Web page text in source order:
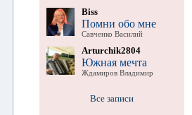
Biss
Помни обо мне
Савченко Василий
Arturchik2804
Южная мечта
Ждамиров Владимир
Все записи